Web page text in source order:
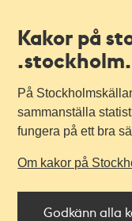
Kakor på
På
sammanställa
fungera på ett bra
Om kakor på
Godkänn alla